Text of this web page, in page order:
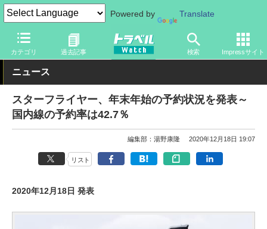
Powered by Translate
カテゴリ 過去記事 検索 Impressサイト
トラベル Watch 企業・政府・官庁 国内エアライン スターフラ
ニュース
スターフライヤー、年末年始の予約状況を発表～
国内線の予約率は42.7％
編集部：湯野康隆 2020年12月18日 19:07
リスト
2020年12月18日 発表